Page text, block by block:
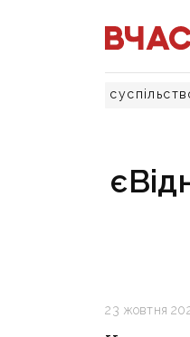
23 жовтня